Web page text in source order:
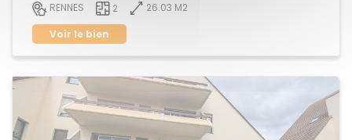
RENNES 2
26.03 M2
Voir le bien